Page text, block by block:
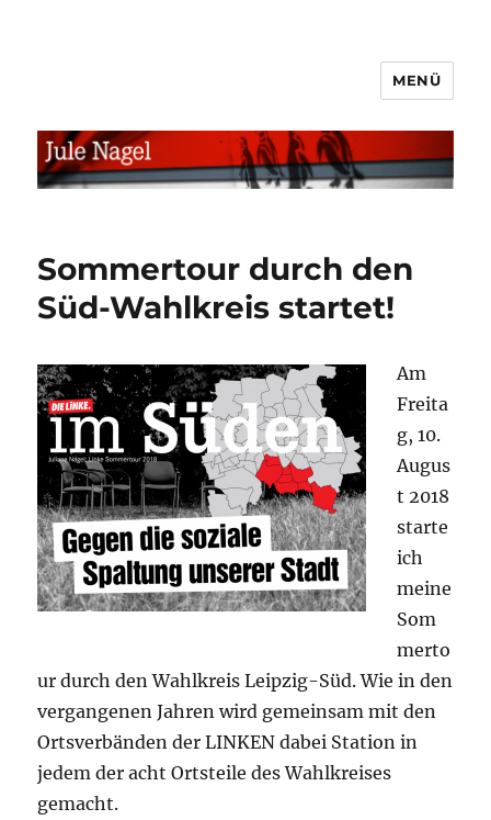
MENÜ
Sommertour durch den
Süd-Wahlkreis startet!
Am
Freita
g, 10.
Augus
t 2018
starte
ich
meine
Som
merto
ur durch den Wahlkreis Leipzig-Süd. Wie in den
vergangenen Jahren wird gemeinsam mit den
Ortsverbänden der LINKEN dabei Station in
jedem der acht Ortsteile des Wahlkreises
gemacht.